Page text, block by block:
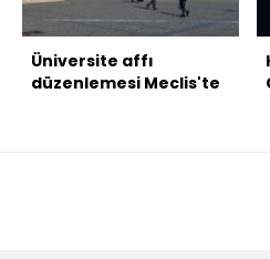
Üniversite affı
düzenlemesi Meclis'te